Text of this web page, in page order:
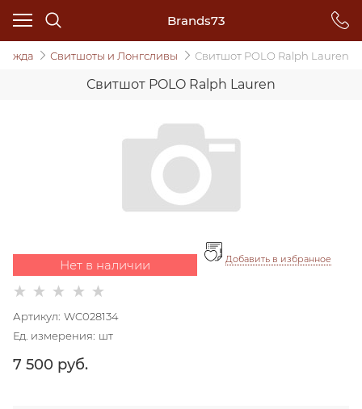
Brands73
Свитшоты и Лонгсливы Свитшот POLO Ralph Lauren
Свитшот POLO Ralph Lauren
Нет в наличии Добавить в избранное
Артикул: WC028134
Ед. измерения: шт
7 500 руб.